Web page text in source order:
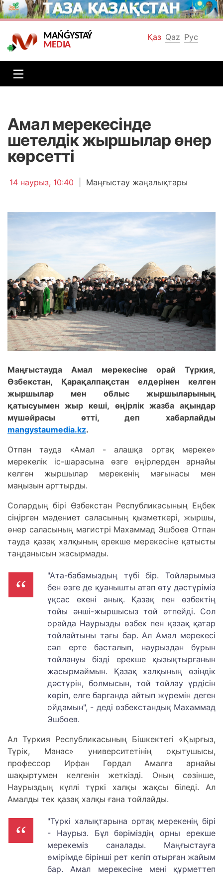
Қаз Qaz Рус
MAŃǴYSTAÝ
MEDIA
Амал мерекесінде
шетелдік жыршылар өнер
көрсетті
14 наурыз, 10:40 Маңғыстау жаңалықтары
Маңғыстауда Амал мерекесіне орай Түркия,
Өзбекстан, Қарақалпақстан елдерінен келген
жыршылар мен облыс жыршыларының
қатысуымен жыр кеші, өңірлік жазба ақындар
мүшәйрасы өтті, деп хабарлайды
mangystaumedia.kz.
Отпан тауда «Амал - алашқа ортақ мереке»
мерекелік іс-шарасына өзге өңірлерден арнайы
келген жыршылар мерекенің мағынасы мен
маңызын арттырды.
Солардың бірі Өзбекстан Республикасының Еңбек
сіңірген мәдениет саласының қызметкері, жыршы,
өнер саласының магистрі Махаммад Эшбоев Отпан
тауда қазақ халқының ерекше мерекесіне қатысты
таңданысын жасырмады.
"Ата-бабамыздың түбі бір. Тойларымыз
бен өзге де қуанышты атап өту дәстүріміз
ұқсас екені анық. Қазақ пен өзбектің
тойы әнші-жыршысыз той өтпейді. Сол
орайда Наурызды өзбек пен қазақ қатар
тойлайтыны тағы бар. Ал Амал мерекесі
сәл ерте басталып, наурыздан бұрын
тойлануы бізді ерекше қызықтырғанын
жасырмаймын. Қазақ халқының өзіндік
дәстүрін, болмысын, той тойлау үрдісін
көріп, елге барғанда айтып жүремін деген
ойдамын", - деді өзбекстандық Махаммад
Эшбоев.
Ал Түркия Республикасының Бішкектегі «Қырғыз,
Түрік, Манас» университетінің оқытушысы,
профессор Ирфан Гөрдал Амалға арнайы
шақыртумен келгенін жеткізді. Оның сөзінше,
Наурыздың күллі түркі халқы жақсы біледі. Ал
Амалды тек қазақ халқы ғана тойлайды.
"Түркі халықтарына ортақ мерекенің бірі
- Наурыз. Бұл бәріміздің орны ерекше
мерекеміз саналады. Маңғыстауға
өмірімде бірінші рет келіп отырған жайым
бар. Амал мерекесіне мені құрметтеп